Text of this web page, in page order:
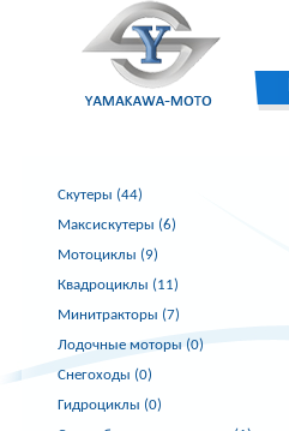
Скутеры (44)
Максискутеры (6)
Мотоциклы (9)
Квадроциклы (11)
Минитракторы (7)
Лодочные моторы (0)
Снегоходы (0)
Гидроциклы (0)